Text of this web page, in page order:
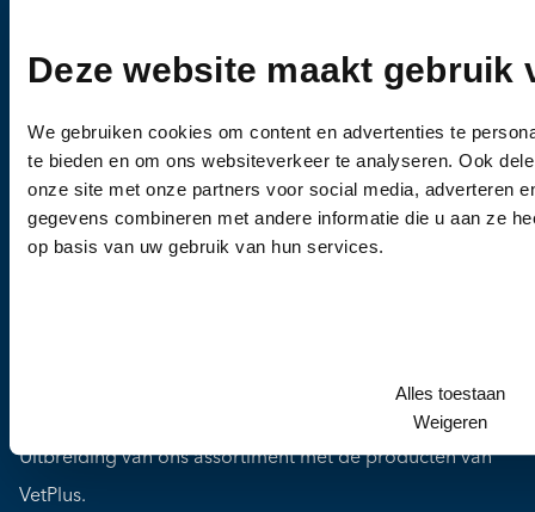
Deze website maakt gebruik
We gebruiken cookies om content en advertenties te
te bieden en om ons websiteverkeer te analyseren. Ook
onze site met onze partners voor social media, adverteren
gegevens combineren met andere informatie die u aan ze
op basis van uw gebruik van hun services.
Alles toestaan
Weigeren
Pagina's
Ziekten
Medicijnen
Blog
Over ons
Uitbreiding van ons assortiment met de producten van
VetPlus.